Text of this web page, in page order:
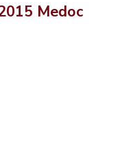
Medoc